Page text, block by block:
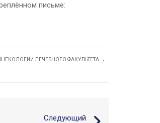
письме:
ЛЕЧЕБНОГО ФАКУЛЬТЕТА .
Следующий